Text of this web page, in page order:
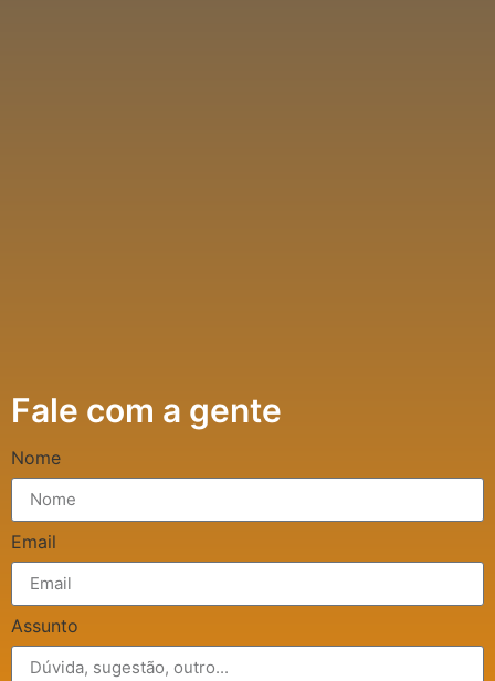
Fale com a gente
Nome
Email
Assunto